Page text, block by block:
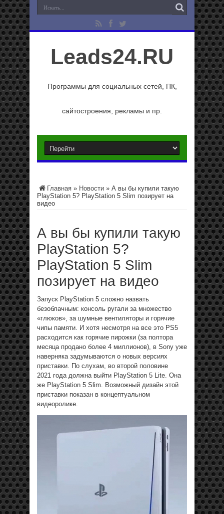
Leads24.RU
Программы для социальных сетей, ПК,
сайтостроения, рекламы и пр.
Главная » Новости » А вы бы купили такую
PlayStation 5? PlayStation 5 Slim позирует на
видео
А вы бы купили такую
PlayStation 5?
PlayStation 5 Slim
позирует на видео
Запуск PlayStation 5 сложно назвать
безоблачным: консоль ругали за множество
«глюков», за шумные вентиляторы и горячие
чипы памяти. И хотя несмотря на все это PS5
расходится как горячие пирожки (за полтора
месяца продано более 4 миллионов), в Sony уже
наверняка задумываются о новых версиях
приставки. По слухам, во второй половине
2021 года должна выйти PlayStation 5 Lite. Она
же PlayStation 5 Slim. Возможный дизайн этой
приставки показан в концептуальном
видеоролике.